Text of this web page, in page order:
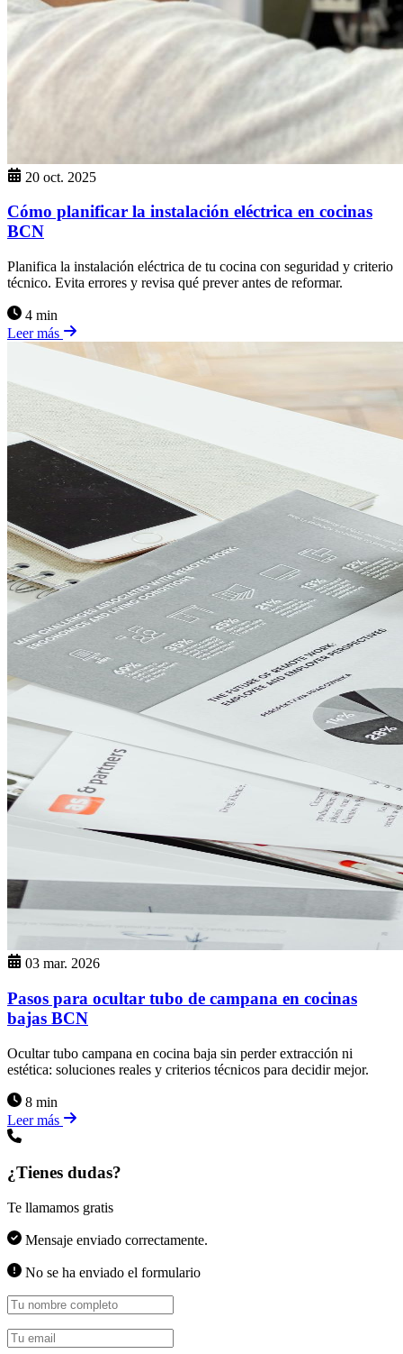
20 oct. 2025
Cómo planificar la instalación eléctrica en cocinas
BCN
Planifica la instalación eléctrica de tu cocina con seguridad y criterio
técnico. Evita errores y revisa qué prever antes de reformar.
4 min
Leer más
03 mar. 2026
Pasos para ocultar tubo de campana en cocinas
bajas BCN
Ocultar tubo campana en cocina baja sin perder extracción ni
estética: soluciones reales y criterios técnicos para decidir mejor.
8 min
Leer más
¿Tienes dudas?
Te llamamos gratis
Mensaje enviado correctamente.
No se ha enviado el formulario